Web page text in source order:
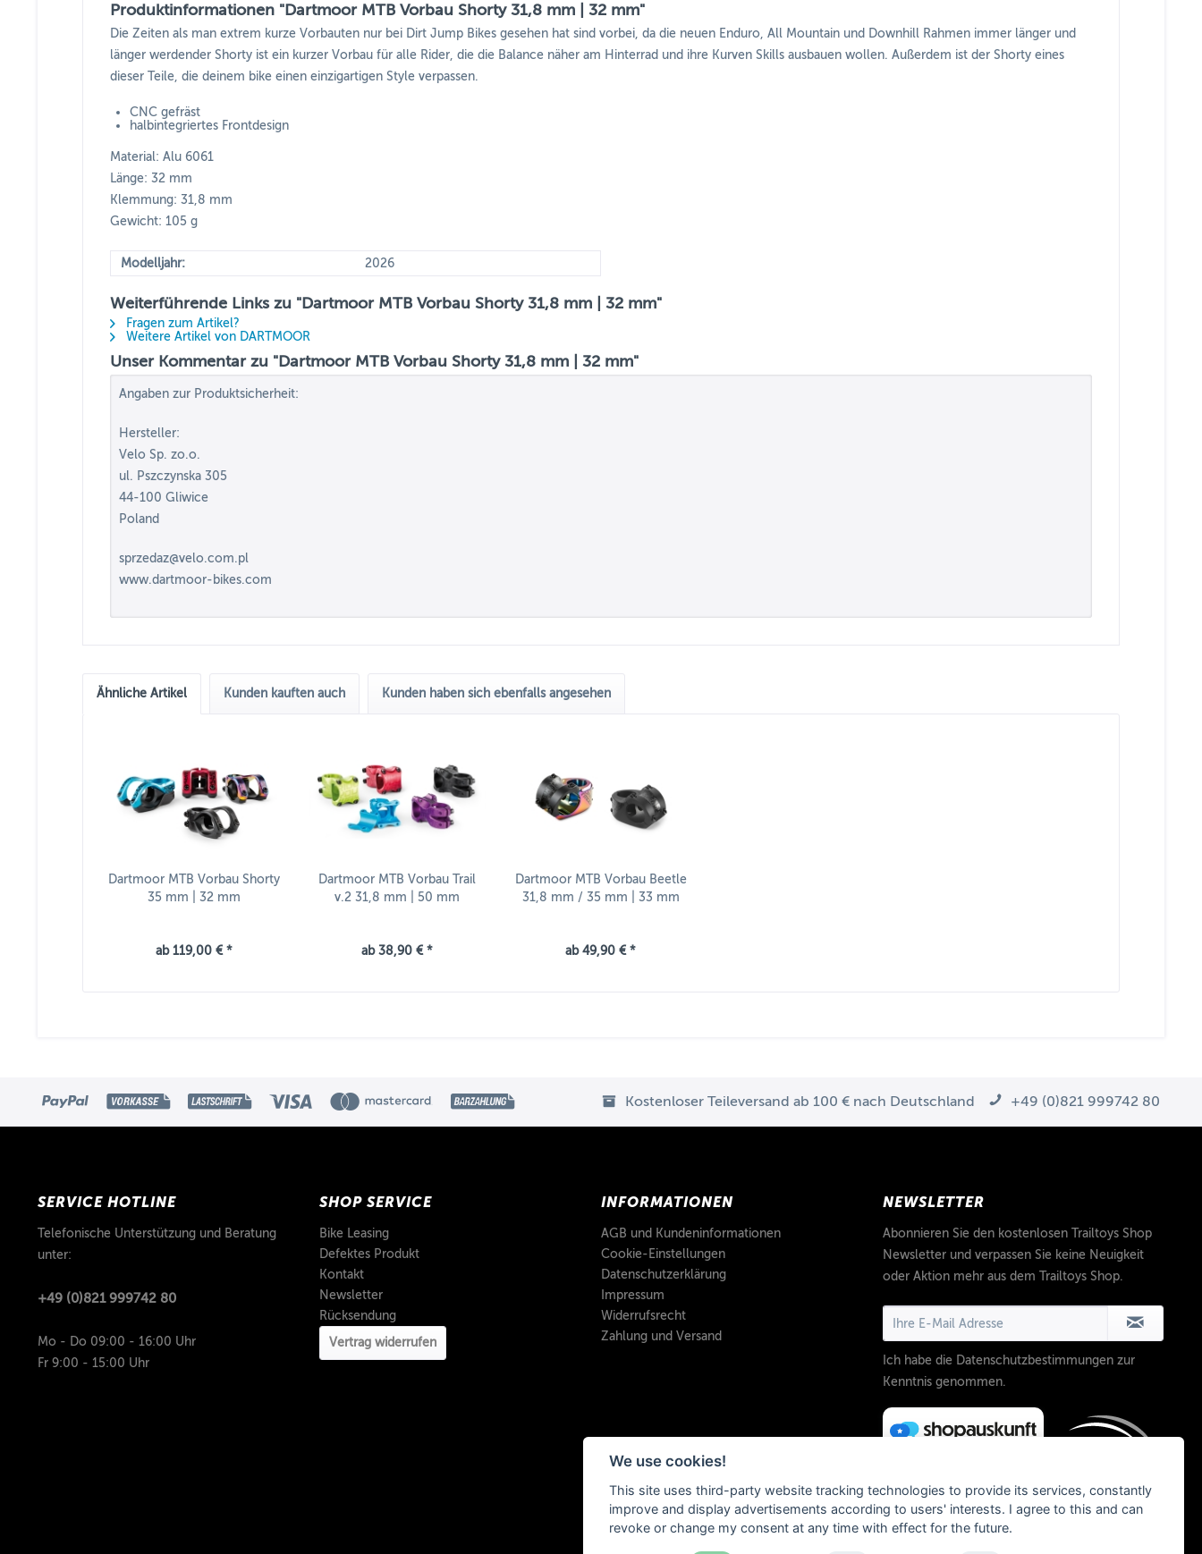
Produktinformationen "Dartmoor MTB Vorbau Shorty 31,8 mm | 32 mm"
Die Zeiten als man extrem kurze Vorbauten nur bei Dirt Jump Bikes gesehen hat sind vorbei, da die neuen Enduro, All Mountain und Downhill Rahmen immer länger und
länger werdender Shorty ist ein kurzer Vorbau für alle Rider, die die Balance näher am Hinterrad und ihre Kurven Skills ausbauen wollen. Außerdem ist der Shorty eines
dieser Teile, die deinem bike einen einzigartigen Style verpassen.
CNC gefräst
halbintegriertes Frontdesign
Material: Alu 6061
Länge: 32 mm
Klemmung: 31,8 mm
Gewicht: 105 g
Modelljahr: 2026
Weiterführende Links zu "Dartmoor MTB Vorbau Shorty 31,8 mm | 32 mm"
Fragen zum Artikel?
Weitere Artikel von DARTMOOR
Unser Kommentar zu "Dartmoor MTB Vorbau Shorty 31,8 mm | 32 mm"
Angaben zur Produktsicherheit:
Hersteller:
Velo Sp. zo.o.
ul. Pszczynska 305
44-100 Gliwice
Poland
sprzedaz@velo.com.pl
www.dartmoor-bikes.com
Ähnliche Artikel Kunden kauften auch Kunden haben sich ebenfalls angesehen
Dartmoor MTB Vorbau Shorty
35 mm | 32 mm
ab 119,00 € *
Dartmoor MTB Vorbau Trail
v.2 31,8 mm | 50 mm
ab 38,90 € *
Dartmoor MTB Vorbau Beetle
31,8 mm / 35 mm | 33 mm
ab 49,90 € *
Kostenloser Teileversand ab 100 € nach Deutschland +49 (0)821 999742 80
SERVICE HOTLINE
Telefonische Unterstützung und Beratung
unter:
+49 (0)821 999742 80
Mo - Do 09:00 - 16:00 Uhr
Fr 9:00 - 15:00 Uhr
SHOP SERVICE
Bike Leasing
Defektes Produkt
Kontakt
Newsletter
Rücksendung
Vertrag widerrufen
INFORMATIONEN
AGB und Kundeninformationen
Cookie-Einstellungen
Datenschutzerklärung
Impressum
Widerrufsrecht
Zahlung und Versand
NEWSLETTER
Abonnieren Sie den kostenlosen Trailtoys Shop
Newsletter und verpassen Sie keine Neuigkeit
oder Aktion mehr aus dem Trailtoys Shop.
Ich habe die Datenschutzbestimmungen zur
Kenntnis genommen.
We use cookies!
This site uses third-party website tracking technologies to provide its services, constantly
improve and display advertisements according to users' interests. I agree to this and can
revoke or change my consent at any time with effect for the future.